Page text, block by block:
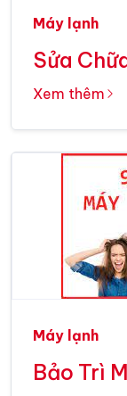
Máy lạnh
Sửa
Xem thêm
Máy lạnh
Bảo Trì